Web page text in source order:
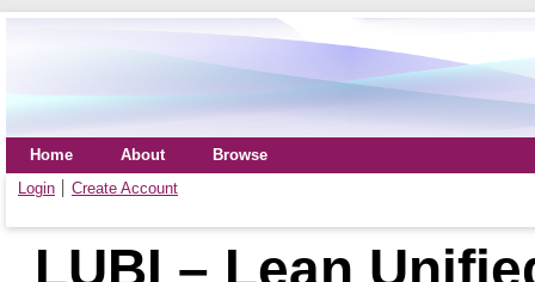
Home About
Browse
Login
Create Account
LUBI – Lean